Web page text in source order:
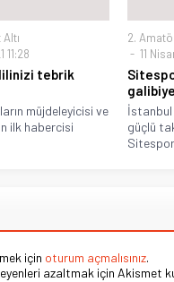
11:28
tebrik
müjdeleyicisi ve
ilk habercisi
2.
11
İstanbul
güçlü
için oturum açmalısınız.
azaltmak için Akismet